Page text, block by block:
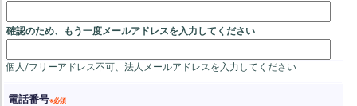
個人/フリーアドレス不可、法人メールアドレスを入力してください
電話番号